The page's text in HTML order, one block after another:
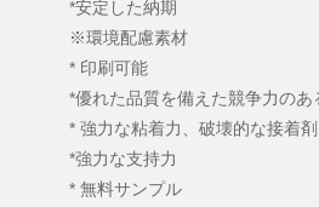
*安定した納期
※環境配慮素材
* 印刷可能
*優れた品質を備えた競争力のあ
* 強力な粘着力、破壊的な接着剤
*強力な支持力
* 無料サンプル